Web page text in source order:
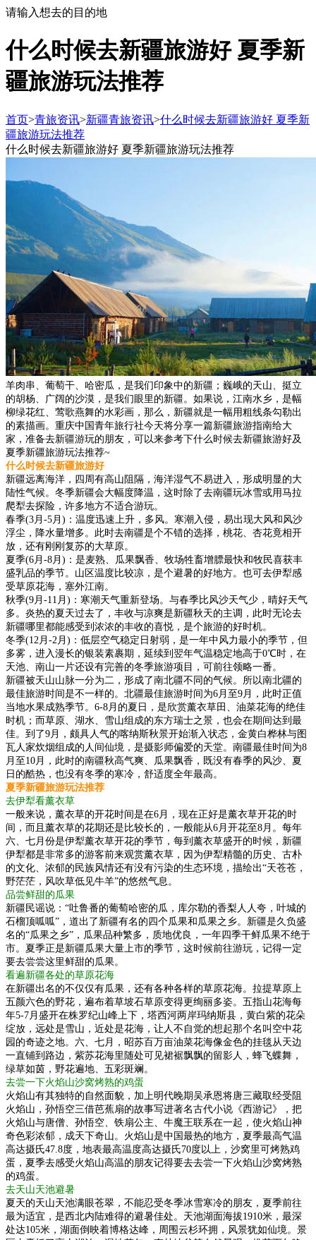
请输入想去的目的地
什么时候去新疆旅游好 夏季新
疆旅游玩法推荐
首页>青旅资讯>新疆青旅资讯>什么时候去新疆旅游好 夏季新
疆旅游玩法推荐
什么时候去新疆旅游好 夏季新疆旅游玩法推荐
羊肉串、葡萄干、哈密瓜，是我们印象中的新疆；巍峨的天山、挺立
的胡杨、广阔的沙漠，是我们眼里的新疆。如果说，江南水乡，是幅
柳绿花红、莺歌燕舞的水彩画，那么，新疆就是一幅用粗线条勾勒出
的素描画。重庆中国青年旅行社今天将分享一篇新疆旅游指南给大
家，准备去新疆游玩的朋友，可以来参考下什么时候去新疆旅游好及
夏季新疆旅游玩法推荐~
什么时候去新疆旅游好
新疆远离海洋，四周有高山阻隔，海洋湿气不易进入，形成明显的大
陆性气候。冬季新疆会大幅度降温，这时除了去南疆玩冰雪或用马拉
爬犁去探险，许多地方不适合游玩。
春季(3月-5月)：温度迅速上升，多风。寒潮入侵，易出现大风和风沙
浮尘，降水量增多。此时去南疆是个不错的选择，桃花、杏花竟相开
放，还有刚刚复苏的大草原。
夏季(6月-8月)：是麦熟、瓜果飘香、牧场牲畜增膘最快和牧民喜获丰
盛乳品的季节。山区温度比较凉，是个避暑的好地方。也可去伊犁感
受草原花海，塞外江南。
秋季(9月-11月)：寒潮天气重新登场。与春季比风沙天气少，晴好天气
多。炎热的夏天过去了，丰收与凉爽是新疆秋天的主调，此时无论去
新疆哪里都能感受到浓浓的丰收的喜悦，是个旅游的好时机。
冬季(12月-2月)：低层空气稳定日射弱，是一年中风力最小的季节，但
多雾，进入漫长的银装素裹期，延续到翌年气温稳定地高于0℃时，在
天池、南山一片还设有完善的冬季旅游项目，可前往领略一番。
新疆被天山山脉一分为二，形成了南北疆不同的气候。所以南北疆的
最佳旅游时间是不一样的。北疆最佳旅游时间为6月至9月，此时正值
当地水果成熟季节。6-8月的夏日，是欣赏薰衣草田、油菜花海的绝佳
时机；而草原、湖水、雪山组成的东方瑞士之景，也会在期间达到最
佳。到了9月，颇具人气的喀纳斯秋景开始渐入状态，金黄白桦林与图
瓦人家炊烟组成的人间仙境，是摄影师偏爱的天堂。南疆最佳时间为8
月至10月，此时的南疆秋高气爽、瓜果飘香，既没有春季的风沙、夏
日的酷热，也没有冬季的寒冷，舒适度全年最高。
夏季新疆旅游玩法推荐
去伊犁看薰衣草
一般来说，薰衣草的开花时间是在6月，现在正好是薰衣草开花的时
间，而且薰衣草的花期还是比较长的，一般能从6月开花至8月。每年
六、七月份是伊犁薰衣草开花的季节，每到薰衣草盛开的时候，新疆
伊犁都是非常多的游客前来观赏薰衣草，因为伊犁精髓的历史、古朴
的文化、浓郁的民族风情还有没有污染的生态环境，描绘出“天苍苍，
野茫茫，风吹草低见牛羊”的悠然气息。
品尝鲜甜的瓜果
新疆民谣说：“吐鲁番的葡萄哈密的瓜，库尔勒的香梨人人夸，叶城的
石榴顶呱呱”，道出了新疆有名的四个瓜果和瓜果之乡。新疆是久负盛
名的“瓜果之乡”，瓜果品种繁多，质地优良，一年四季干鲜瓜果不绝于
市。夏季正是新疆瓜果大量上市的季节，这时候前往游玩，记得一定
要去尝尝这里鲜甜的瓜果。
看遍新疆各处的草原花海
在新疆出名的不仅仅有瓜果，还有各种各样的草原花海。拉提草原上
五颜六色的野花，遍布着草坡石草原变得更绚丽多姿。五指山花海每
年5-7月盛开在株罗纪山峰上下，塔西河两岸玛纳斯县，黄白紫的花朵
绽放，远处是雪山，近处是花海，让人不自觉的想起那个名叫空中花
园的奇迹之地。六、七月，昭苏百万亩油菜花海像金色的挂毯从天边
一直铺到路边，紫苏花海里随处可见裙裾飘飘的留影人，蜂飞蝶舞，
绿草如茵，野花遍地、五彩斑斓。
去尝一下火焰山沙窝烤熟的鸡蛋
火焰山有其独特的自然面貌，加上明代晚期吴承恩将唐三藏取经受阻
火焰山，孙悟空三借芭蕉扇的故事写进著名古代小说《西游记》，把
火焰山与唐僧、孙悟空、铁扇公主、牛魔王联系在一起，使火焰山神
奇色彩浓郁，成天下奇山。火焰山是中国最热的地方，夏季最高气温
高达摄氏47.8度，地表最高温度高达摄氏70度以上，沙窝里可烤熟鸡
蛋，夏季去感受火焰山高温的朋友记得要去去尝一下火焰山沙窝烤熟
的鸡蛋。
去天山天池避暑
夏天的天山天池满眼苍翠，不能忍受冬季冰雪寒冷的朋友，夏季前往
最为适宜，是西北内陆难得的避暑佳处。天池湖面海拔1910米，最深
处达105米，湖面倒映着博格达峰，周围云杉环拥，风景犹如仙境。景